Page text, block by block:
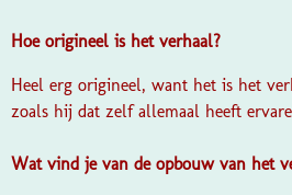
Hoe origineel is het verhaal?
Heel erg origineel, want het is het
zoals hij dat zelf allemaal heeft
Wat vind je van de opbouw van het